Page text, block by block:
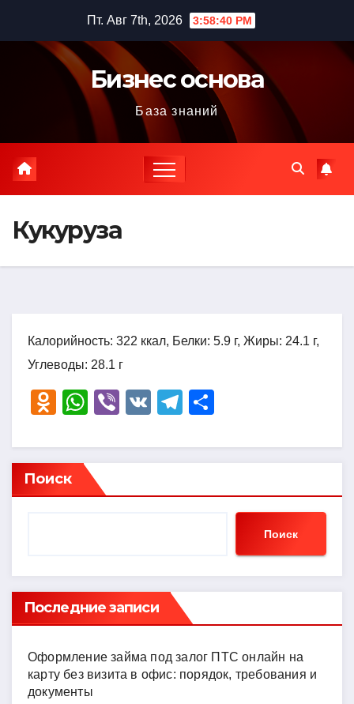
содержимому
Пт. Авг 7th, 2026 3:58:41 PM
Бизнес основа
База знаний
Кукуруза
Калорийность: 322 ккал, Белки: 5.9 г, Жиры: 24.1 г,
Углеводы: 28.1 г
O
n
o
kl
ni
ki
W
at
s
A
Vi
er
V
T
e
a
р
в
ть
Поиск
Поиск
Последние записи
Оформление займа под залог ПТС онлайн на
карту без визита в офис: порядок, требования и
документы